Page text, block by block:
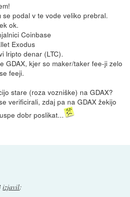
se podal v te vode veliko prebral.
ok.
Coinbase
Exodus
lripto denar (LTC).
GDAX, kjer so maker/taker fee-ji zelo
feeji.
stare (roza vozniške) na GDAX?
verificirali, zdaj pa na GDAX žekijo
dobr poslikat...
izjavil: